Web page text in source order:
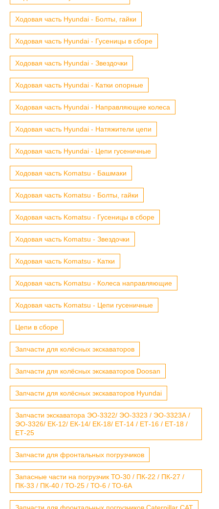
Ходовая часть Hyundai - Болты, гайки
Ходовая часть Hyundai - Гусеницы в сборе
Ходовая часть Hyundai - Звездочки
Ходовая часть Hyundai - Катки опорные
Ходовая часть Hyundai - Направляющие колеса
Ходовая часть Hyundai - Натяжители цепи
Ходовая часть Hyundai - Цепи гусеничные
Ходовая часть Komatsu - Башмаки
Ходовая часть Komatsu - Болты, гайки
Ходовая часть Komatsu - Гусеницы в сборе
Ходовая часть Komatsu - Звездочки
Ходовая часть Komatsu - Катки
Ходовая часть Komatsu - Колеса направляющие
Ходовая часть Komatsu - Цепи гусеничные
Цепи в сборе
Запчасти для колёсных экскаваторов
Запчасти для колёсных экскаваторов Doosan
Запчасти для колёсных экскаваторов Hyundai
Запчасти экскаватора ЭО-3322/ ЭО-3323 / ЭО-3323А /
ЭО-3326/ ЕК-12/ ЕК-14/ ЕК-18/ ЕТ-14 / ЕТ-16 / ЕТ-18 /
ЕТ-25
Запчасти для фронтальных погрузчиков
Запасные части на погрузчик ТО-30 / ПК-22 / ПК-27 /
ПК-33 / ПК-40 / ТО-25 / ТО-6 / ТО-6А
Запчасти для фронтальных погрузчиков Caterpillar CAT